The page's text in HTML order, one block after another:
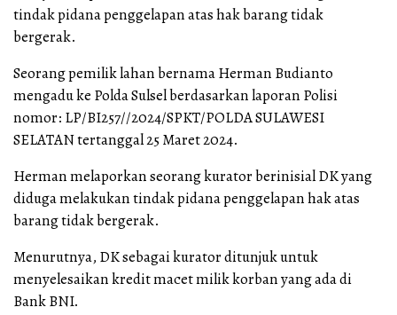
tindak pidana penggelapan atas hak barang tidak
bergerak.
Seorang pemilik lahan bernama Herman Budianto
mengadu ke Polda Sulsel berdasarkan laporan Polisi
nomor: LP/BI257//2024/SPKT/POLDA SULAWESI
SELATAN tertanggal 25 Maret 2024.
Herman melaporkan seorang kurator berinisial DK yang
diduga melakukan tindak pidana penggelapan hak atas
barang tidak bergerak.
Menurutnya, DK sebagai kurator ditunjuk untuk
menyelesaikan kredit macet milik korban yang ada di
Bank BNI.